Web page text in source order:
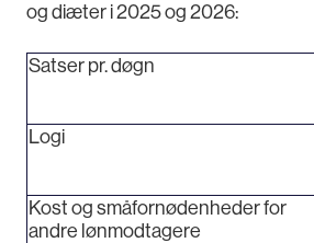
og diæter i 2025 og 2026:
Satser pr. døgn
Logi
Kost og småfornødenheder for
andre lønmodtagere